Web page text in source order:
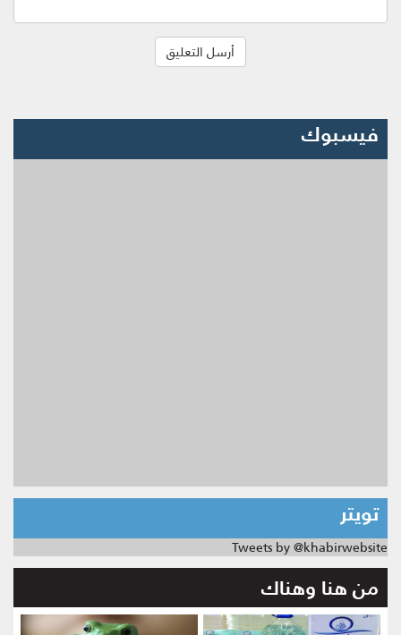
فيسبوك
تويتر
Tweets by @khabirwebsite
من هنا وهناك